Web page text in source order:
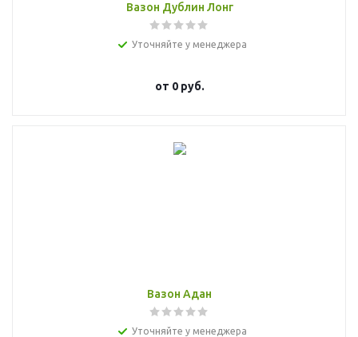
Вазон Дублин Лонг
Уточняйте у менеджера
от 0 руб.
Вазон Адан
Уточняйте у менеджера